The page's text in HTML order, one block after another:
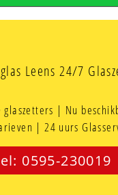
Leens 24/7
| Nu
| 24 uurs
0595-230019